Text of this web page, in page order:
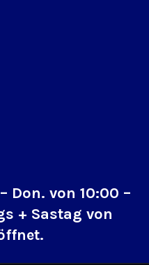
Don. von 10:00 –
+ Sastag von